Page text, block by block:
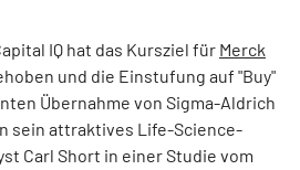
IQ hat das Kursziel für Merck
und die Einstufung auf "Buy"
Übernahme von Sigma-Aldrich
sein attraktives Life-Science-
Carl Short in einer Studie vom